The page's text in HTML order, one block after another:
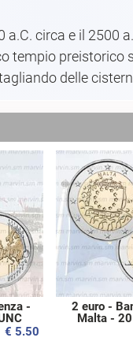
circa e il 2500
tempio preistorico
delle
-
€ 5.50
2 euro -
Malta -